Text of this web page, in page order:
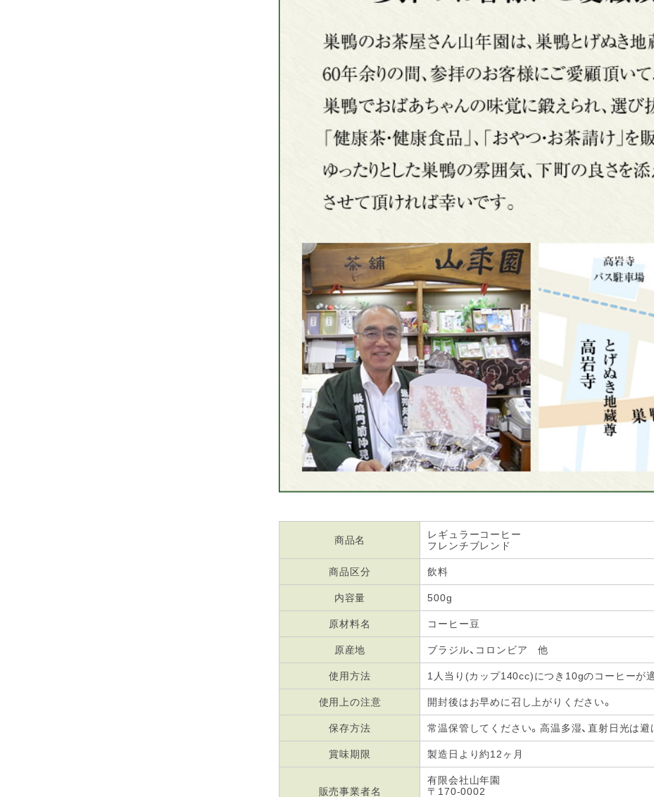
商品名
レギュラーコーヒー
フレンチブレンド
商品区分 飲料
内容量 500g
原材料名 コーヒー豆
原産地 ブラジル、コロンビア 他
使用方法 1人当り(カップ140cc)につき10gのコーヒーが適
使用上の注意 開封後はお早めに召し上がりください。
保存方法 常温保管してください。高温多湿、直射日光は避
賞味期限 製造日より約12ヶ月
販売事業者名
有限会社山年園
〒170-0002